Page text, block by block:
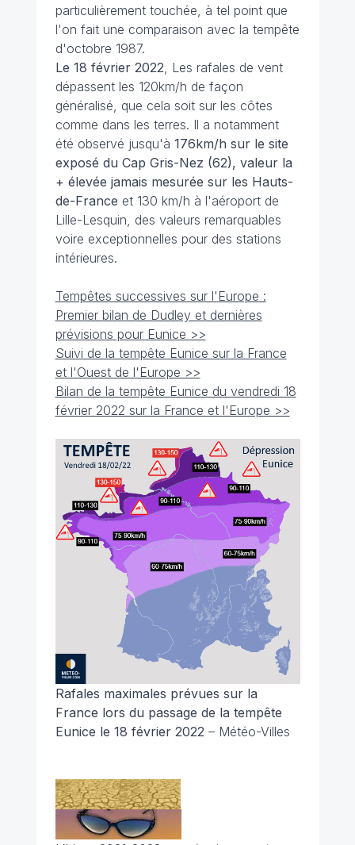
particulièrement touchée, à tel point que
l'on fait une comparaison avec la tempête
d'octobre 1987.
Le 18 février 2022 , Les rafales de vent
dépassent les 120km/h de façon
généralisé, que cela soit sur les côtes
comme dans les terres. Il a notamment
été observé jusqu'à 176km/h sur le site
exposé du Cap Gris-Nez (62), valeur la
+ élevée jamais mesurée sur les Hauts-
de-France et 130 km/h à l'aéroport de
Lille-Lesquin, des valeurs remarquables
voire exceptionnelles pour des stations
intérieures.
Tempêtes successives sur l'Europe :
Premier bilan de Dudley et dernières
prévisions pour Eunice >>
Suivi de la tempête Eunice sur la France
et l'Ouest de l'Europe >>
Bilan de la tempête Eunice du vendredi 18
février 2022 sur la France et l'Europe >>
Rafales maximales prévues sur la
France lors du passage de la tempête
Eunice le 18 février 2022 – Météo-Villes